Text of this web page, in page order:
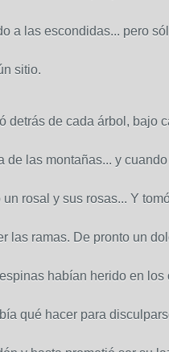
a las escondidas... pero
sitio.
detrás de cada árbol, bajo
de las montañas... y
rosal y sus rosas... Y
las ramas. De pronto un
habían herido en los
qué hacer para